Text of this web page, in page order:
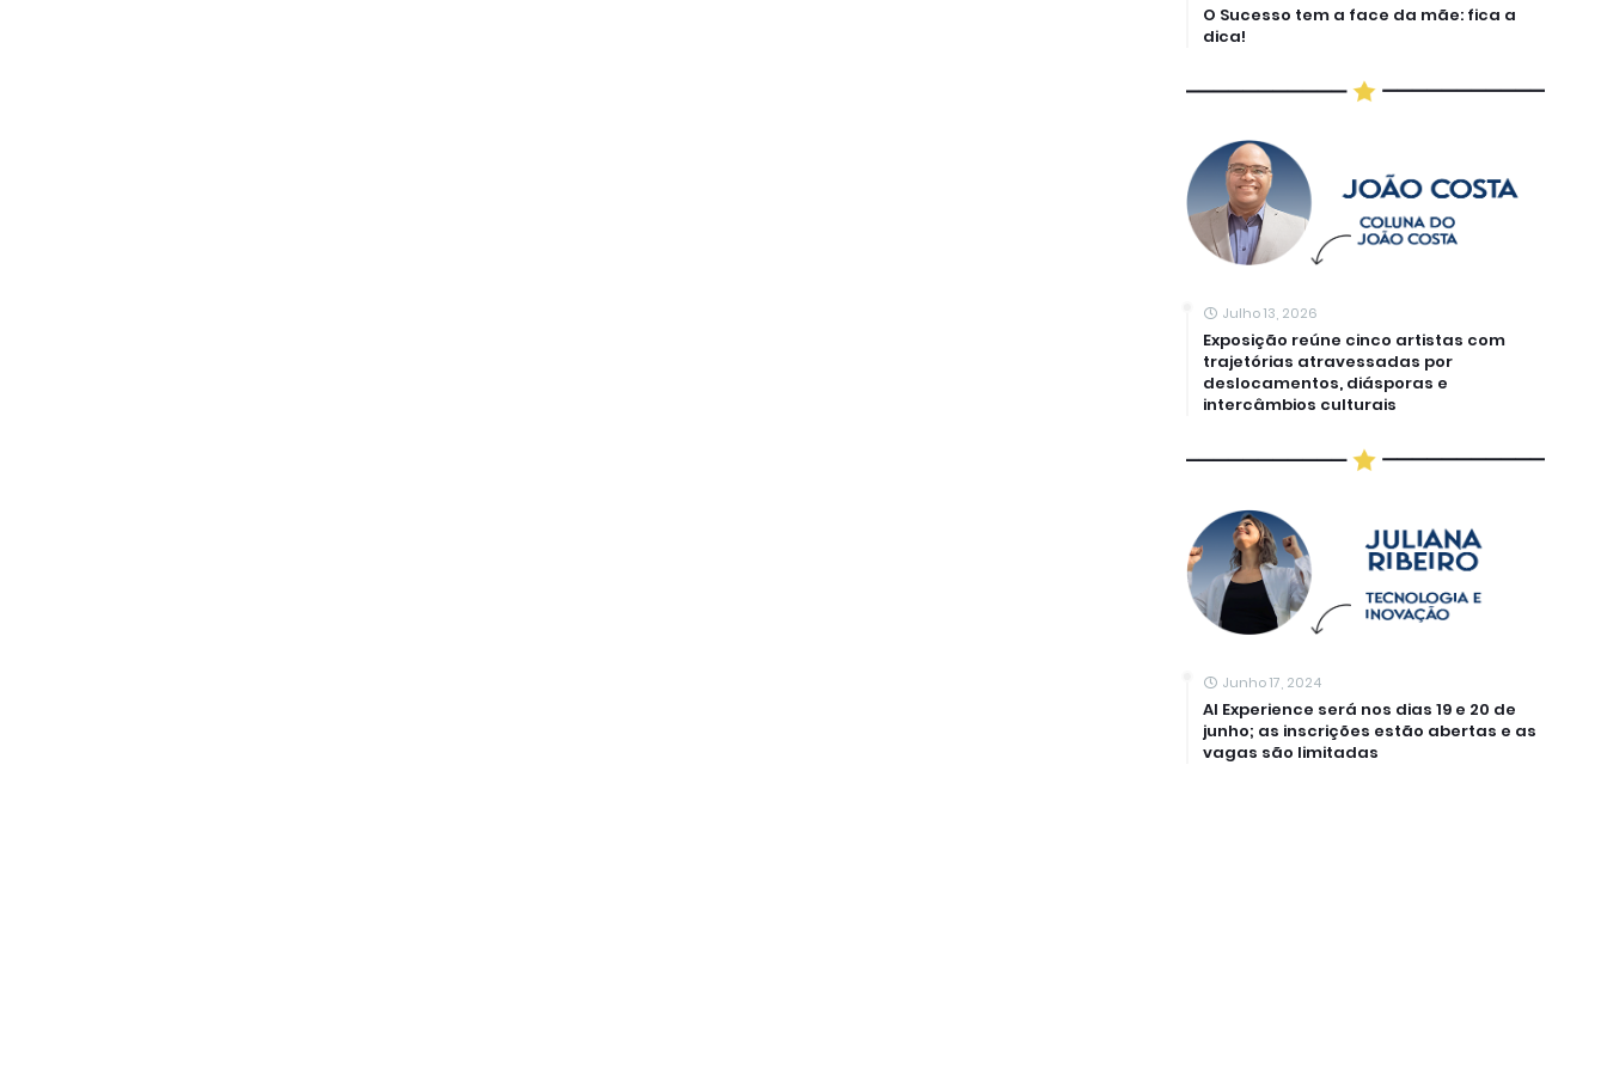
O Sucesso tem a face da mãe: fica a
dica!
Julho 13, 2026
Exposição reúne cinco artistas com
trajetórias atravessadas por
deslocamentos, diásporas e
intercâmbios culturais
Junho 17, 2024
AI Experience será nos dias 19 e 20 de
junho; as inscrições estão abertas e as
vagas são limitadas